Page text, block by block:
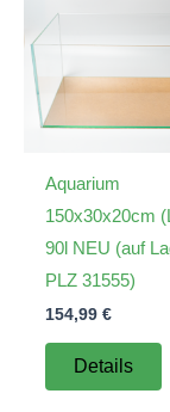
Aquarium
150x30x20cm
90l NEU (auf
PLZ 31555)
154,99 €
Details